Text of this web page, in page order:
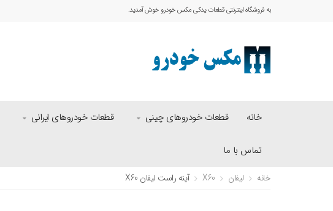
به فروشگاه اینترنتی قطعات یدکی مکس خودرو خوش آمدید.
خانه قطعات خودروهای چینی قطعات خودروهای ایرانی
تماس با ما
خانه لیفان X60 آینه راست لیفان X60